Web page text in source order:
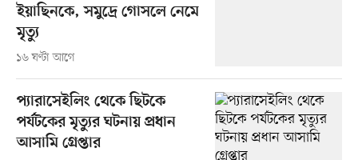
ইয়াছিনকে, সমুদ্রে গোসলে নেমে
মৃত্যু
১৬ ঘণ্টা আগে
প্যারাসেইলিং থেকে ছিটকে
পর্যটকের মৃত্যুর ঘটনায় প্রধান
আসামি গ্রেপ্তার